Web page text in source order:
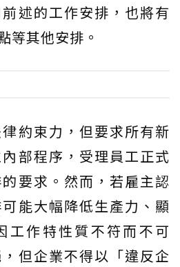
述的工作安排，也將有
等其他安排。
約束力，但要求所有新
部程序，受理員工正式
要求。然而，若雇主認
能大幅降低生產力、顯
工作特性質不符而不可
但企業不得以「違反企